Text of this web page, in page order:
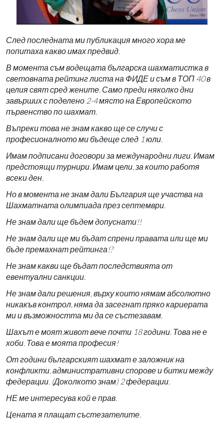
След последната ми публикация много хора ме
попитаха какво имах предвид.
В момента съм водещата българска шахматистка в
световната рейтинг листа на ФИДЕ и съм в ТОП 40 в
целия свят сред жените. Само преди няколко дни
завърших с поделено 2-4 място на Европейското
първенство по шахмат.
Въпреки това не знам какво ще се случи с
професионалното ми бъдеще след 1 юли.
Имам подписани договори за международни лиги. Имам
предстоящи турнири. Имам цели, за които работя
всеки ден.
Но в момента не знам дали България ще участва на
Шахматната олимпиада през септември.
Не знам дали ще бъдем допуснати!!
Не знам дали ще ми бъдат спрени правата или ще ми
бъде премахнат рейтинга!?
Не знам какви ще бъдат последствията от
евентуални санкции.
Не знам дали решения, върху които нямам абсолютно
никакъв контрол, няма да засегнат пряко кариерата
ми и възможността ми да се състезавам.
Шахът е моят живот вече почти 18 години. Това не е
хоби. Това е моята професия!
От години българският шахмат е заложник на
конфликти, административни спорове и битки между
федерации. (Доколкото знам) 2 федерации.
НЕ ме интересува кой е прав.
Цената я плащат състезателите.